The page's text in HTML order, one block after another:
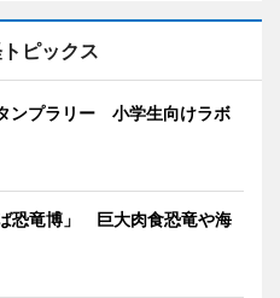
ピックス
ンプラリー 小学生向けラボ
恐竜博」 巨大肉食恐竜や海